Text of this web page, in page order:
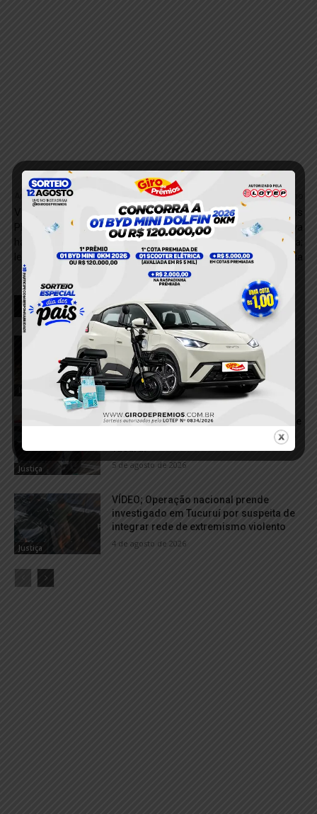
Anterior
Veículos apreendidos pela
PRF em Itaituba e Santarém
há mais de 60 dias serão
leiloados dia 22 de abril
Próximo
Polícia Civil de Rurópolis
autua homem por tentativa
de roubo de motocicleta;
suspeito nega autoria
RELACIONADOS
VÍDEO; Série de incêndios assusta
moradores e mobiliza equipes de
emergência em Tucuruí
5 de agosto de 2026
Justiça
VÍDEO; Foragido do sistema prisional de
Mato Grosso é recapturado pela PM em
5 de agosto de 2026
Justiça
VÍDEO; Operação nacional prende
investigado em Tucuruí por suspeita de
integrar rede de extremismo violento
4 de agosto de 2026